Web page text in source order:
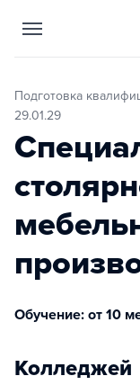
Подготовка квалифицированных рабочих, код направления
29.01.29
Обучение: от 10
Колледжей